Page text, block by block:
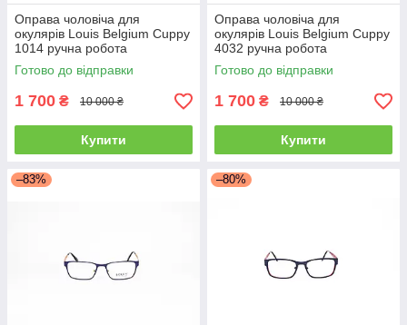
Оправа чоловіча для
окулярів Louis Belgium Cuppy
1014 ручна робота
Готово до відправки
1 700 ₴ 10 000 ₴
Купити
Оправа чоловіча для
окулярів Louis Belgium Cuppy
4032 ручна робота
Готово до відправки
1 700 ₴ 10 000 ₴
Купити
–83% –80%